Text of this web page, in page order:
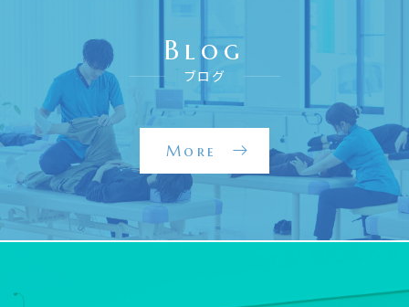
Blog
ブログ
More
デ
ケ
ア